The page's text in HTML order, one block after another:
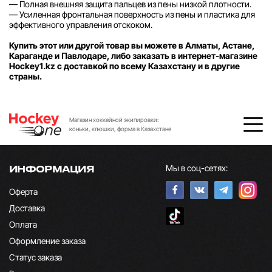
— Полная внешняя защита пальцев из пены низкой плотности.
— Усиленная фронтальная поверхность из пены и пластика для
эффективного управления отскоком.
Купить этот или другой товар вы можете в Алматы, Астане,
Караганде и Павлодаре, либо заказать в интернет-магазине
Hockey1.kz с доставкой по всему Казахстану и в другие
страны.
Магазин хоккейной экипировки:
коньки, клюшки, форма в Казахстане
ИНФОРМАЦИЯ
Оферта
Доставка
Оплата
Оформление заказа
Статус заказа
Мы в соц-сетях: